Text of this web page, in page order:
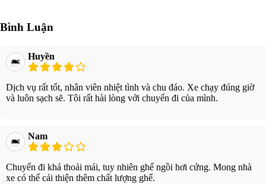
Bình Luận
Huyền
Dịch vụ rất tốt, nhân viên nhiệt tình và chu đáo. Xe chạy đúng giờ
và luôn sạch sẽ. Tôi rất hài lòng với chuyến đi của mình.
Nam
Chuyến đi khá thoải mái, tuy nhiên ghế ngồi hơi cứng. Mong nhà
xe có thể cải thiện thêm chất lượng ghế.